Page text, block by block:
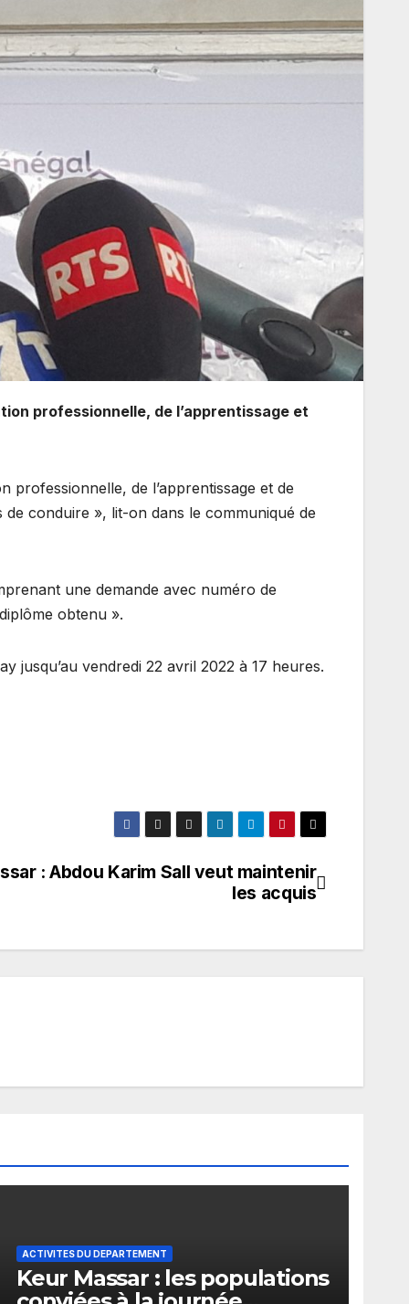
professionnelle, de l’apprentissage et
professionnelle, de l’apprentissage et de
conduire », lit-on dans le communiqué de
une demande avec numéro de
obtenu ».
jusqu’au vendredi 22 avril 2022 à 17 heures.
: Abdou Karim Sall veut maintenir
les acquis
ACTIVITES DU DEPARTEMENT
Keur Massar : les populations